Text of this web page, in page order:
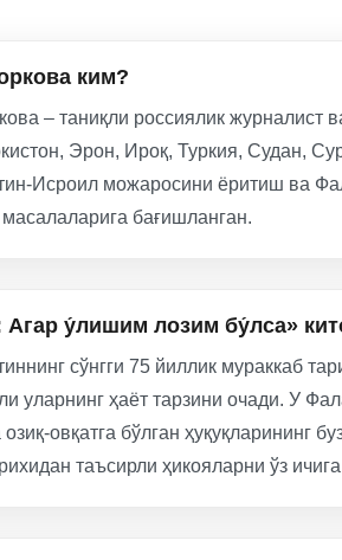
ким?
– таниқли россиялик журналист
Эрон, Ироқ, Туркия, Судан,
Исроил можаросини ёритиш ва
бағишланган.
у́лишим лозим бу́лса»
сўнгги 75 йиллик мураккаб
уларнинг ҳаёт тарзини очади. У
овқатга бўлган ҳуқуқларининг
таъсирли ҳикояларни ўз